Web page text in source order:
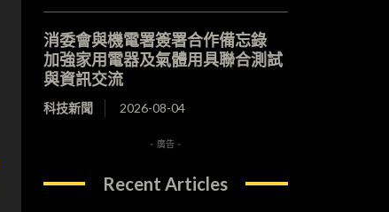
消委會與機電署簽署合作備忘錄
加強家用電器及氣體用具聯合測試
與資訊交流
科技新聞 2026-08-04
- 廣告 -
Recent Articles